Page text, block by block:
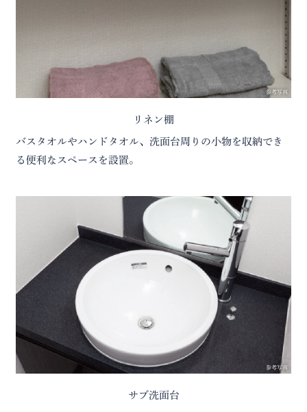
参考写真
リネン棚
バスタオルやハンドタオル、洗面台周りの小物を収納でき
る便利なスペースを設置。
参考写真
サブ洗面台